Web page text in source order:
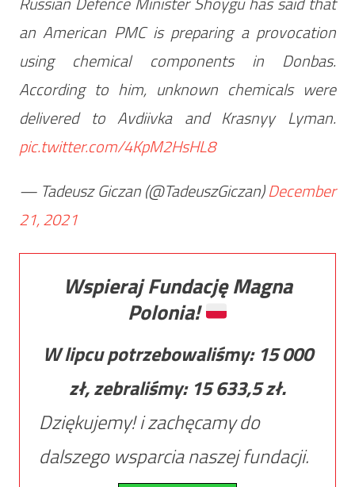
an American PMC is preparing a provocation
using chemical components in Donbas.
According to him, unknown chemicals were
delivered to Avdiivka and Krasnyy Lyman.
pic.twitter.com/4KpM2HsHL8
— Tadeusz Giczan (@TadeuszGiczan)December
21, 2021
Wspieraj Fundację Magna
Polonia!
W lipcu potrzebowaliśmy: 15 000
zł, zebraliśmy: 15 633,5zł.
Dziękujemy! i zachęcamy do
dalszego wsparcia naszej fundacji.